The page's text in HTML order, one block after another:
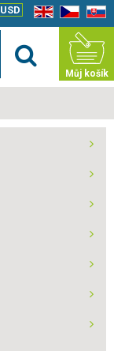
EN CZ SK
USD
Můj košík